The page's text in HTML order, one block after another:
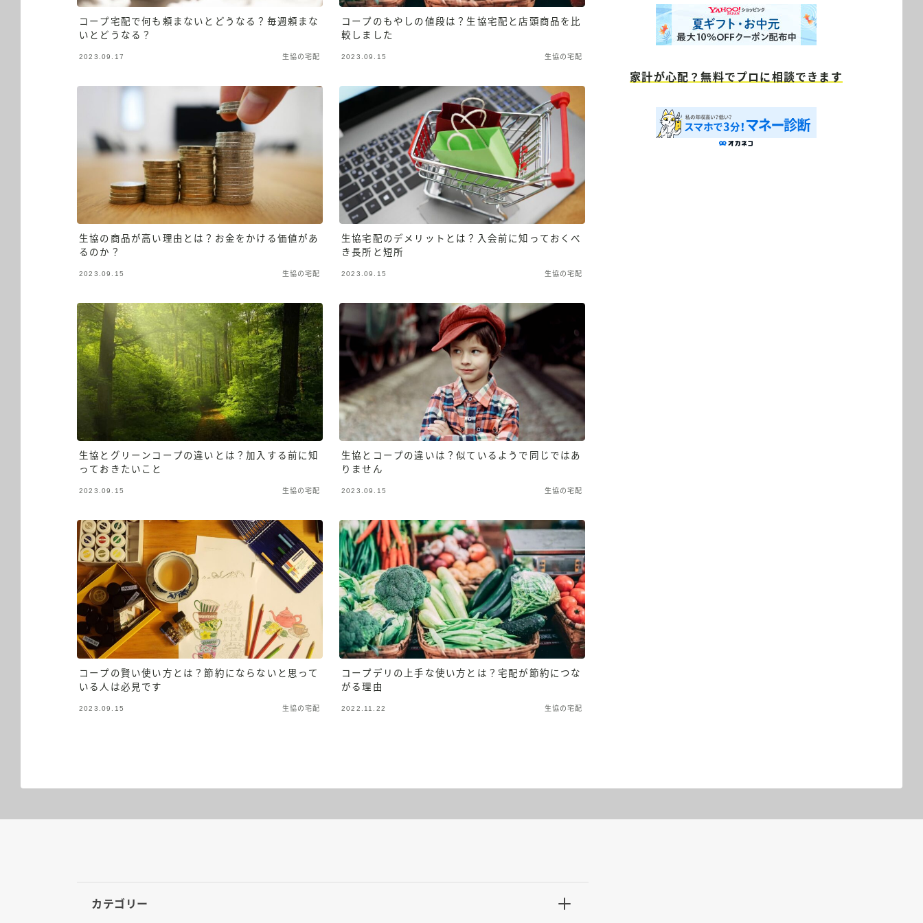
コープ宅配で何も頼まないとどうなる？毎週頼まな
いとどうなる？
2023.09.17 生協の宅配
コープのもやしの値段は？生協宅配と店頭商品を比
較しました
2023.09.15 生協の宅配
生協の商品が高い理由とは？お金をかける価値があ
るのか？
2023.09.15 生協の宅配
生協宅配のデメリットとは？入会前に知っておくべ
き長所と短所
2023.09.15 生協の宅配
生協とグリーンコープの違いとは？加入する前に知
っておきたいこと
2023.09.15 生協の宅配
生協とコープの違いは？似ているようで同じではあ
りません
2023.09.15 生協の宅配
コープの賢い使い方とは？節約にならないと思って
いる人は必見です
2023.09.15 生協の宅配
コープデリの上手な使い方とは？宅配が節約につな
がる理由
2022.11.22 生協の宅配
家計が心配？無料でプロに相談できます
カテゴリー